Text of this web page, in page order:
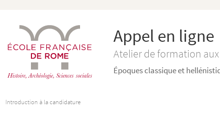
Appel en ligne
Atelier de formation
Époques classique et
Introduction à la candidature